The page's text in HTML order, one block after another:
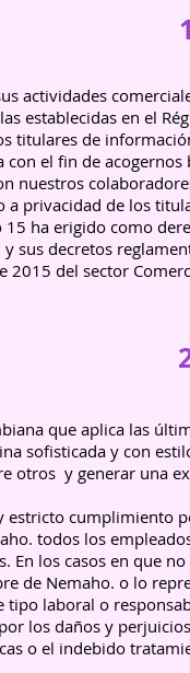
actividades
establecidas en el
titulares de
con el fin de
nuestros
a privacidad de los
ha erigido como
sus decretos
2015 del sector
que aplica las
sofisticada y con
otros y generar una
estricto cumplimiento
todos los
En los casos en que
de Nemaho. o lo
tipo laboral o
los daños y
o el indebido